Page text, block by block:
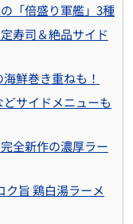
「倍盛り軍艦」3種
寿司＆絶品サイド
鮮巻き重ねも！
サイドメニューも
全新作の濃厚ラー
ク旨 鶏白湯ラーメ